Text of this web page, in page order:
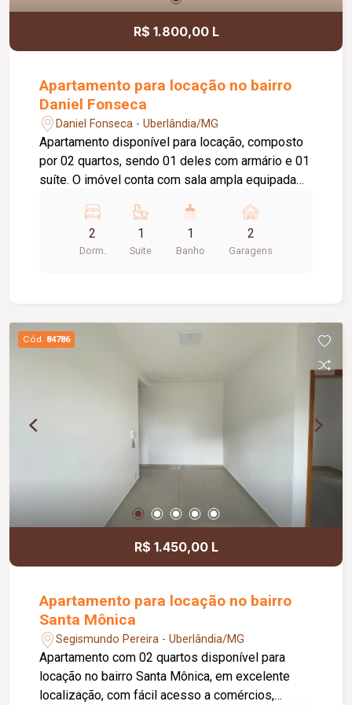
R$ 1.800,00 L
Apartamento para locação no bairro
Daniel Fonseca
Daniel Fonseca - Uberlândia/MG
Apartamento disponível para locação, composto
por 02 quartos, sendo 01 deles com armário e 01
suíte. O imóvel conta com sala ampla equipada
armários, cooktop e sugar, área de serviço com
armário, banheiro social com box em vidro e
armário. Possui ainda 02 vagas de garagem,
2
Dorm.
1
Suite
1
Banho
2
Garagens
Cód. 84786
R$ 1.450,00 L
Apartamento para locação no bairro
Santa Mônica
Segismundo Pereira - Uberlândia/MG
Apartamento com 02 quartos disponível para
locação no bairro Santa Mônica, em excelente
localização, com fácil acesso a comércios,